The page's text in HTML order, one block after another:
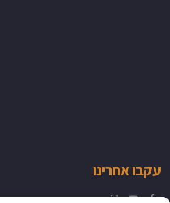
עקבו אחרינו